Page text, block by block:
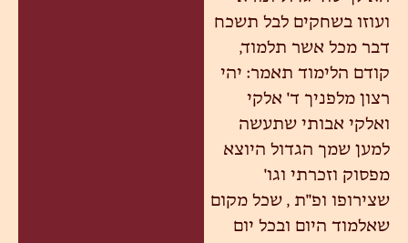
ועוזו בשחקים לבל תשכח
דבר מכל אשר תלמוד,
קודם הלימוד תאמר: יהי
רצון מלפניך ד' אלקי
ואלקי אבותי שתעשה
למען שמך הגדול היוצא
מפסוק וזכרתי וגו'
שצירופו ופ"ת , שכל מקום
שאלמוד היום ובכל יום